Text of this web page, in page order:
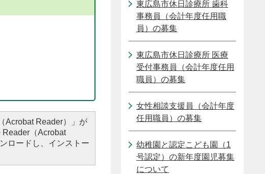
Acrobat Reader）」が
（Acrobat
ロードし、インストー
東広島市休日診療所 歯科
事務員（会計年度任用職
員）の募集
東広島市休日診療所 医療
受付事務員（会計年度任用
職員）の募集
女性相談支援員（会計年度
任用職員）の募集
幼稚園と認定こども園（1
号認定）の新年度園児募集
について